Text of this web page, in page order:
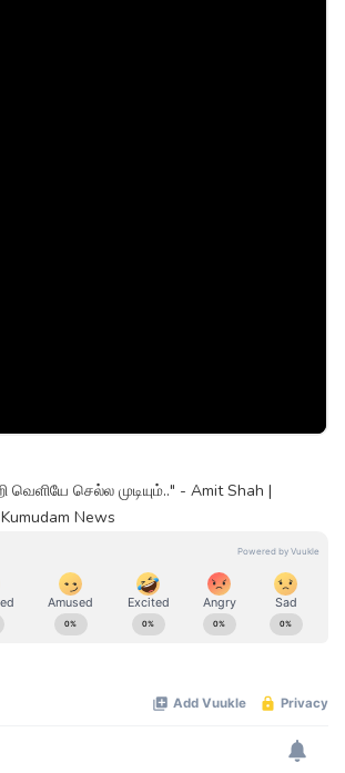
செல்ல முடியும்.." - Amit Shah |
News